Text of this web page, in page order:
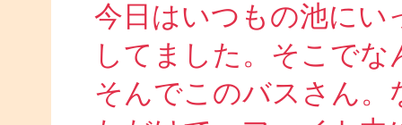
今日はいつもの池にい
してました。そこで
そんでこのバスさん